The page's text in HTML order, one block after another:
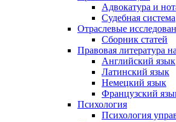
Адвокатура и
Судебная система
Отраслевые
Сборник статей
Правовая литература
Английский язык
Латинский язык
Немецкий язык
Французский
Психология
Психология